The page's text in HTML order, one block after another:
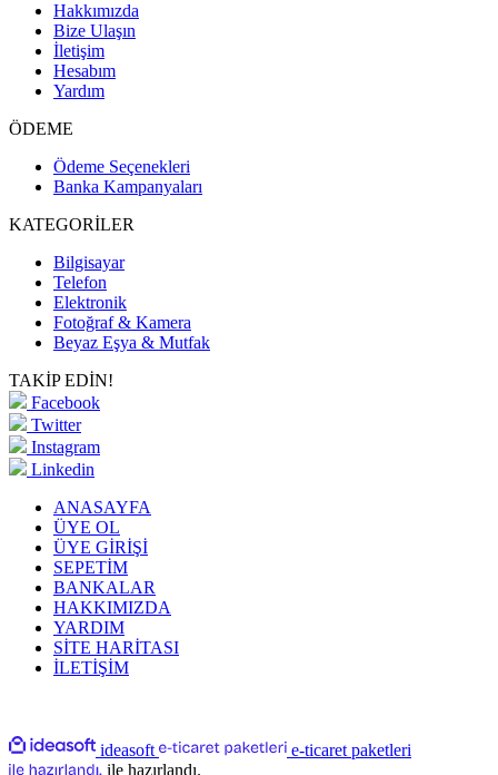
Hakkımızda
Bize Ulaşın
İletişim
Hesabım
Yardım
ÖDEME
Ödeme Seçenekleri
Banka Kampanyaları
KATEGORİLER
Bilgisayar
Telefon
Elektronik
Fotoğraf & Kamera
Beyaz Eşya & Mutfak
TAKİP EDİN!
Facebook
Twitter
Instagram
Linkedin
ANASAYFA
ÜYE OL
ÜYE GİRİŞİ
SEPETİM
BANKALAR
HAKKIMIZDA
YARDIM
SİTE HARİTASI
İLETİŞİM
ideasoft
e-ticaret paketleri
ile hazırlandı.